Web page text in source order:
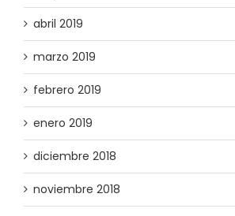
abril 2019
marzo 2019
febrero 2019
enero 2019
diciembre 2018
noviembre 2018